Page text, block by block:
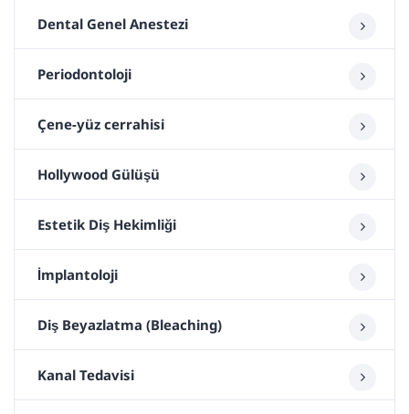
Dental Genel Anestezi
Periodontoloji
Çene-yüz cerrahisi
Hollywood Gülüşü
Estetik Diş Hekimliği
İmplantoloji
Diş Beyazlatma (Bleaching)
Kanal Tedavisi